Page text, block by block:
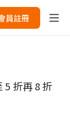
員註冊
折再 8 折